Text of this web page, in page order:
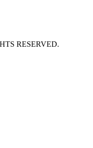
RESERVED.